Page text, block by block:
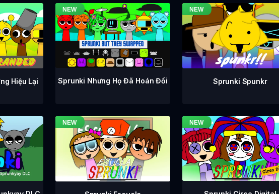
Hiệu Lại Sprunki Nhưng Họ Đã Hoán Đổi Sprunki Spunkr